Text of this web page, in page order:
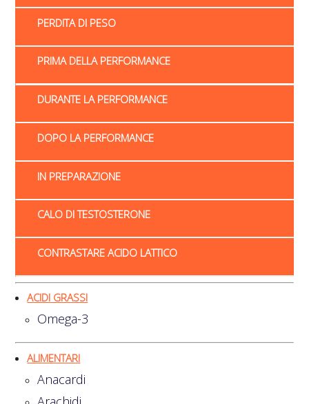
PERDITA DI PESO
PRIMA DELLA PERFORMANCE
DURANTE LA PERFORMANCE
DOPO LA PERFORMANCE
IN PREPARAZIONE
CALO DI TESTOSTERONE
CONTRASTARE ACIDO LATTICO
ACIDI GRASSI
Omega-3
ALIMENTARI
Anacardi